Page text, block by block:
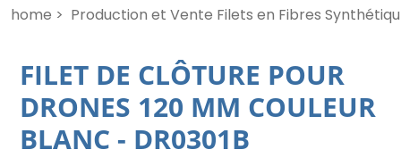
home > Production et Vente Filets en Fibres
FILET DE CLÔTURE POUR
DRONES 120 MM COULEUR
BLANC - DR0301B